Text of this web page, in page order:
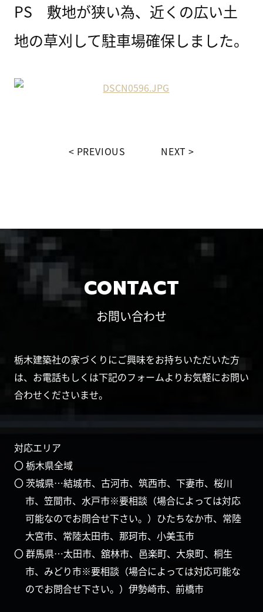
PS 敷地が狭い為、近くの広い土
地の草刈して駐車場確保しました。
PREVIOUS NEXT
CONTACT
お問い合わせ
栃木建築社の家づくりにご興味をお持ちいただいた方
は、お電話もしくは下記のフォームよりお気軽にお問い
合わせくださいませ。
対応エリア
〇 栃木県全域
〇 茨城県…結城市、古河市、筑西市、下妻市、桜川
市、笠間市、水戸市※要相談（場合によっては対応
可能なのでお問合せ下さい。）ひたちなか市、常陸
大宮市、常陸太田市、那珂市、小美玉市
〇 群馬県…太田市、舘林市、邑楽町、大泉町、桐生
市、みどり市※要相談（場合によっては対応可能な
のでお問合せ下さい。）伊勢崎市、前橋市